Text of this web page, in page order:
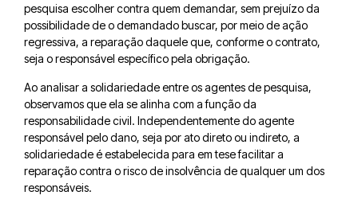
pesquisa escolher contra quem demandar, sem prejuízo da
possibilidade de o demandado buscar, por meio de ação
regressiva, a reparação daquele que, conforme o contrato,
seja o responsável específico pela obrigação.
Ao analisar a solidariedade entre os agentes de pesquisa,
observamos que ela se alinha com a função da
responsabilidade civil. Independentemente do agente
responsável pelo dano, seja por ato direto ou indireto, a
solidariedade é estabelecida para em tese facilitar a
reparação contra o risco de insolvência de qualquer um dos
responsáveis.